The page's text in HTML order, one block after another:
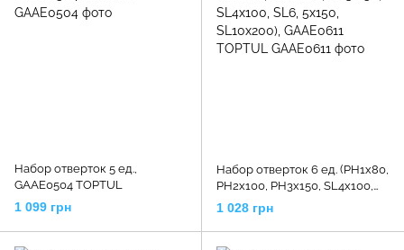
Набор отверток 5 ед.,
GAAE0504 TOPTUL
1 099 грн
Набор отверток 6 ед. (PH1x80,
PH2x100, PH3x150, SL4x100,
SL6, 5x150, SL10x200),
GAAE0611 TOPTUL
1 028 грн